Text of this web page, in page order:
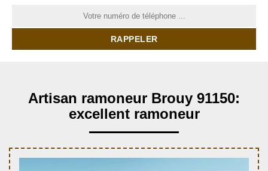
Artisan ramoneur Brouy 91150:
excellent ramoneur